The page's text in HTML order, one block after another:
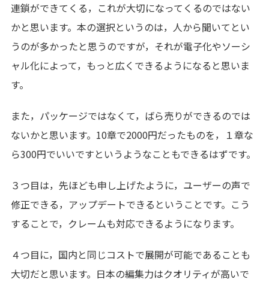
連鎖ができてくる，これが大切になってくるのではない
かと思います。本の選択というのは，人から聞いてとい
うのが多かったと思うのですが，それが電子化やソーシ
ャル化によって，もっと広くできるようになると思いま
す。
また，パッケージではなくて，ばら売りができるのでは
ないかと思います。10章で2000円だったものを，１章な
ら300円でいいですというようなこともできるはずです。
３つ目は，先ほども申し上げたように，ユーザーの声で
修正できる，アップデートできるということです。こう
することで，クレームも対応できるようになります。
４つ目に，国内と同じコストで展開が可能であることも
大切だと思います。日本の編集力はクオリティが高いで